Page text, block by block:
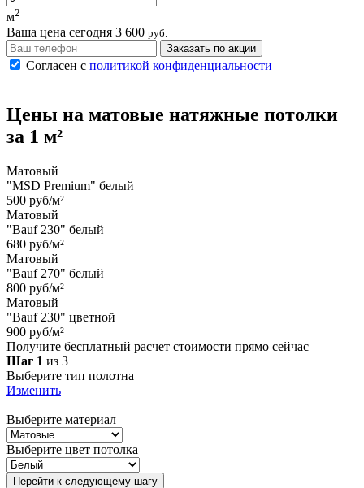
м2
Ваша цена сегодня 3 600 руб.
Заказать по акции
Согласен с политикой конфиденциальности
Цены на матовые натяжные потолки
за 1 м²
Матовый
"MSD Premium" белый
500 руб/м²
Матовый
"Bauf 230" белый
680 руб/м²
Матовый
"Bauf 270" белый
800 руб/м²
Матовый
"Bauf 230" цветной
900 руб/м²
Получите бесплатный расчет стоимости прямо сейчас
Шаг 1 из 3
Выберите тип полотна
Изменить
Выберите материал
Выберите цвет потолка
Перейти к следующему шагу